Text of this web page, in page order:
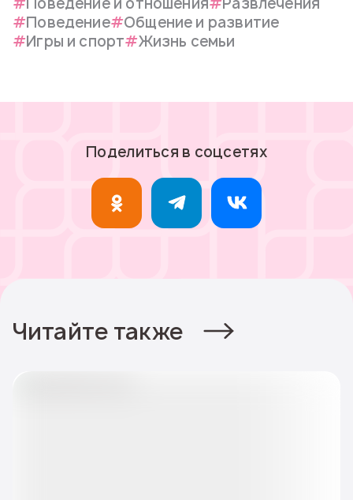
Поведение
Общение и развитие
Игры и спорт
Жизнь семьи
Поделиться в соцсетях
Читайте также